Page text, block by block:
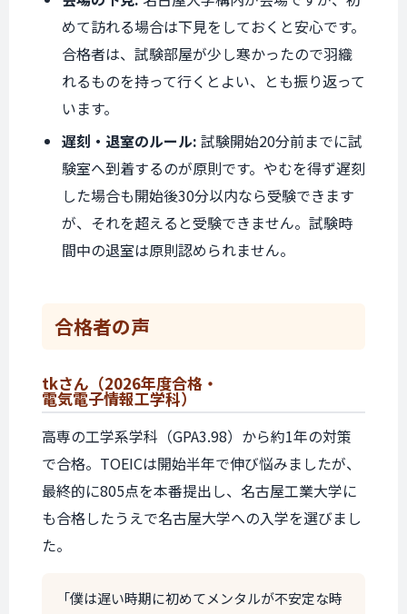
めて訪れる場合は下見をしておくと安心です。
合格者は、試験部屋が少し寒かったので羽織
れるものを持って行くとよい、とも振り返って
います。
遅刻・退室のルール: 試験開始20分前までに試
験室へ到着するのが原則です。やむを得ず遅刻
した場合も開始後30分以内なら受験できます
が、それを超えると受験できません。試験時
間中の退室は原則認められません。
合格者の声
tkさん （2026年度合格・
電気電子情報工学科）
高専の工学系学科（GPA3.98）から約1年の対策
で合格。TOEICは開始半年で伸び悩みましたが、
最終的に805点を本番提出し、名古屋工業大学に
も合格したうえで名古屋大学への入学を選びまし
た。
「僕は遅い時期に初めてメンタルが不安定な時